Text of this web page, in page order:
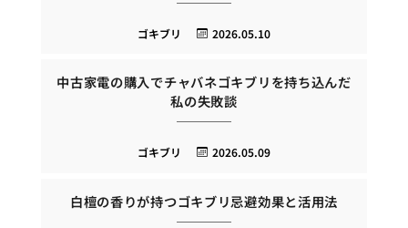
2026.05.10
ゴキブリ
中古家電の購入でチャバネゴキブリを持ち込んだ
私の失敗談
2026.05.09
ゴキブリ
白檀の香りが持つゴキブリ忌避効果と活用法